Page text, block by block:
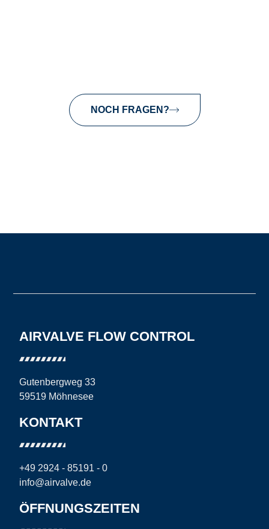
NOCH FRAGEN?
AIRVALVE FLOW CONTROL
Gutenbergweg 33
59519 Möhnesee
KONTAKT
+49 2924 - 85191 - 0
info@airvalve.de
ÖFFNUNGSZEITEN